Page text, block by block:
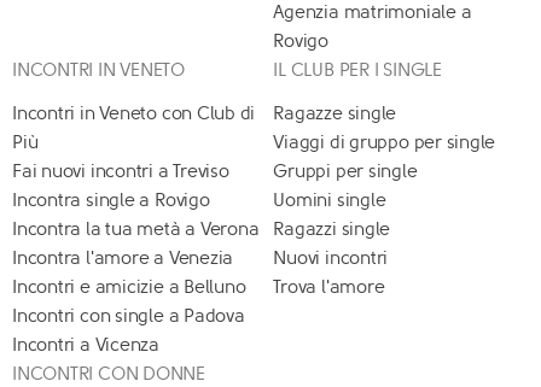
Agenzia matrimoniale a
Rovigo
INCONTRI IN VENETO
Incontri in Veneto con Club di
Più
Fai nuovi incontri a Treviso
Incontra single a Rovigo
Incontra la tua metà a Verona
Incontra l'amore a Venezia
Incontri e amicizie a Belluno
Incontri con single a Padova
Incontri a Vicenza
IL CLUB PER I SINGLE
Ragazze single
Viaggi di gruppo per single
Gruppi per single
Uomini single
Ragazzi single
Nuovi incontri
Trova l'amore
INCONTRI CON DONNE